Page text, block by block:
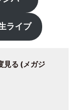
ライブ
見る (メガジ